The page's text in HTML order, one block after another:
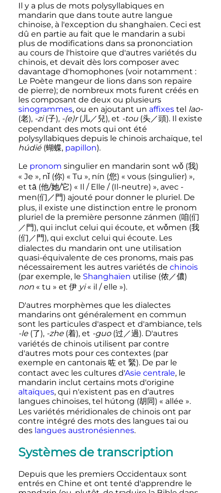
Il y a plus de mots polysyllabiquesen
mandarin que dans toute autre langue
chinoise, à l'exception du shanghaïen. Ceci est
dû en partie au fait que le mandarin a subi
plus de modifications dans sa prononciation
au cours de l'histoire que d'autres variétés du
chinois, et devait dès lors composer avec
davantage d'homophones (voir notamment :
Le Poète mangeur de lions dans son repaire
de pierre); de nombreux mots furent créés en
les composant de deux ou plusieurs
sinogrammes, ou en ajoutant un affixestel lao-
(老), -zi(子), -(e)r(儿／ 兒), et -tou(头／頭). Il existe
cependant des mots qui ont été
polysyllabiques depuis le chinois archaïque, tel
húdié(蝴蝶, papillon).
Le pronom singulier en mandarin sont wǒ (我)
« Je », nǐ (你) « Tu », nín (您) « vous (singulier) »,
et tā (他/她/它) « Il / Elle / (Il-neutre) », avec -
men(们 ／門) ajouté pour donner le pluriel. De
plus, il existe une distinction entre le pronom
pluriel de la première personne zánmen (咱(们
／門), qui inclut celui qui écoute, et wǒmen (我
(们 ／門), qui exclut celui qui écoute. Les
dialectes du mandarin ont une utilisation
quasi-équivalente de ces pronoms, mais pas
nécessairement les autres variétés de chinois
(par exemple, le Shanghaïen utilise (侬 ／儂)
non« tu » et 伊 yi« il / elle »).
D'autres morphèmes que les dialectes
mandarins ont généralement en commun
sont les particules d'aspect et d'ambiance, tels
-le(了), -zhe(着), et -guo(过 ／過). D'autres
variétés de chinois utilisent par contre
d'autres mots pour ces contextes (par
exemple en cantonais 咗et 緊). De par le
contact avec les cultures d'Asie centrale, le
mandarin inclut certains mots d'origine
altaïques, qui n'existent pas en d'autres
langues chinoises, tel hútong (胡同) « allée ».
Les variétés méridionales de chinois ont par
contre intégré des mots des langues tai ou
des langues austronésiennes.
Systèmes de transcription
Depuis que les premiers Occidentaux sont
entrés en Chine et ont tenté d'apprendre le